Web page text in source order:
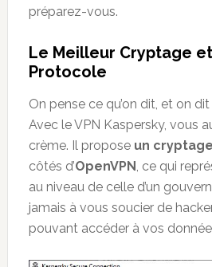
préparez-vous.
Le Meilleur Cryptage
Protocole
On pense ce qu’on dit, et on dit
Avec le VPN Kaspersky, vous
crème. Il propose un
côtés d’OpenVPN , ce qui
au niveau de celle d’un
jamais à vous soucier de
pouvant accéder à vos